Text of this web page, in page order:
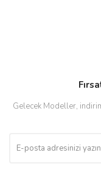
Gelecek Modeller,